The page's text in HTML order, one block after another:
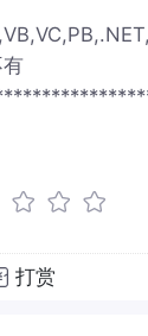
打赏